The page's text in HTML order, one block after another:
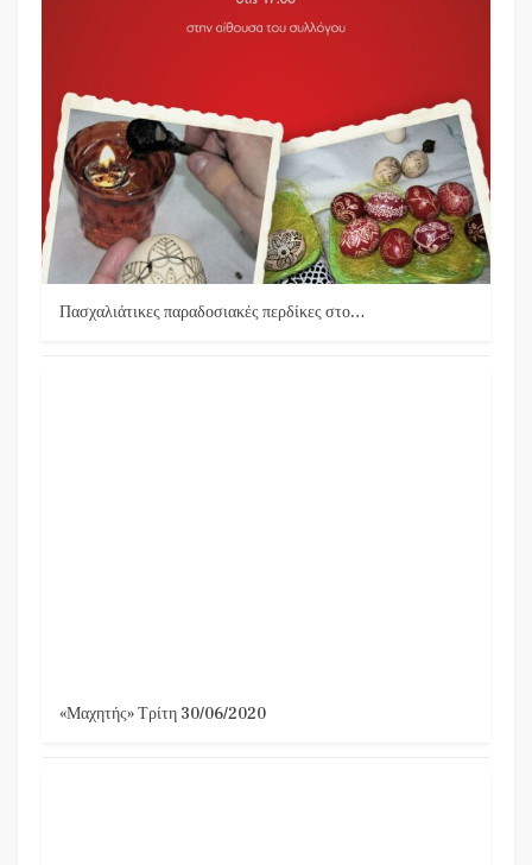
Πασχαλιάτικες παραδοσιακές περδίκες στο…
«Μαχητής» Τρίτη 30/06/2020